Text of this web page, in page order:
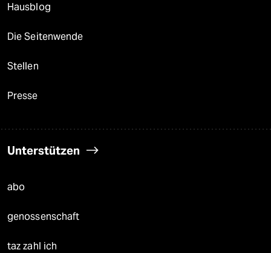
Hausblog
Die Seitenwende
Stellen
Presse
Unterstützen
abo
genossenschaft
taz zahl ich